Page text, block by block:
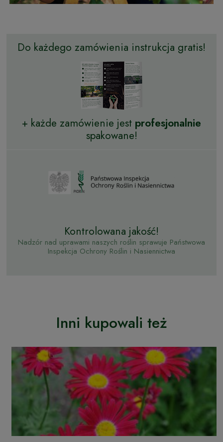
Do każdego zamówienia instrukcja gratis!
+ każde zamówienie jest profesjonalnie
spakowane!
Kontrolowana jakość!
Nadzór nad uprawami naszych roślin sprawuje Państwowa
Inspekcja Ochrony Roślin i Nasiennictwa
Inni kupowali też